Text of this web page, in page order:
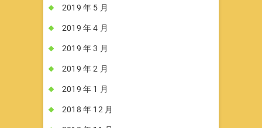
2019 年 5 月
2019 年 4 月
2019 年 3 月
2019 年 2 月
2019 年 1 月
2018 年 12 月